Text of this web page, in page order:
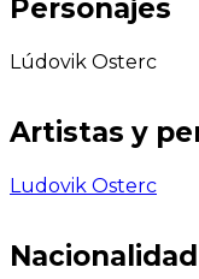
Personajes
Lúdovik Osterc
Artistas y
Ludovik Osterc